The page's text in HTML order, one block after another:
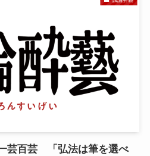
芸百芸 「弘法は筆を選べ